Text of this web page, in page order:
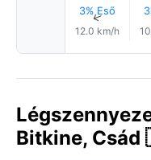
3% Eső
↑
12.0 km/h
Bitkine,